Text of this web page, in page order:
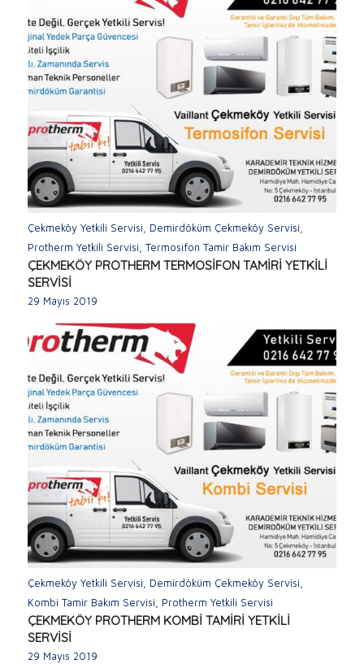
Çekmeköy Yetkili Servisi Demirdöküm Çekmeköy Servisi
Protherm Yetkili Servisi Termosifon Tamir Bakım Servisi
ÇEKMEKÖY PROTHERM TERMOSİFON TAMİRİ YETKİLİ
SERVİSİ
29 Mayıs 2019
Çekmeköy Yetkili Servisi, Demirdöküm Çekmeköy Servisi,
Kombi Tamir Bakım Servisi, Protherm Yetkili Servisi
ÇEKMEKÖY PROTHERM KOMBİ TAMİRİ YETKİLİ
SERVİSİ
29 Mayıs 2019